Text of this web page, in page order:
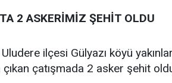
2 ASKERİMİZ ŞEHİT OLDU
Uludere ilçesi Gülyazı köyü
çıkan çatışmada 2 asker şehit